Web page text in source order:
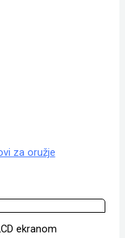
za oružje
ekranom